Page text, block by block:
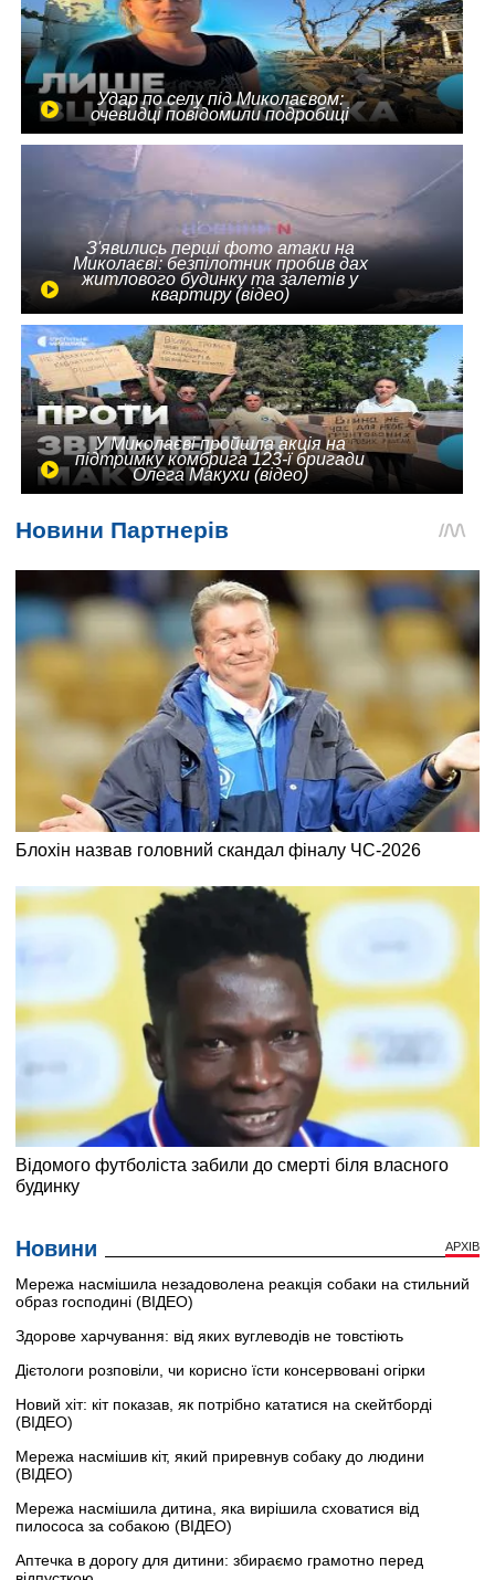
Удар по селу під Миколаєвом:
очевидці повідомили подробиці
З'явились перші фото атаки на
Миколаєві: безпілотник пробив дах
житлового будинку та залетів у
квартиру (відео)
У Миколаєві пройшла акція на
підтримку комбрига 123-ї бригади
Олега Макухи (відео)
Новини АРХІВ
Мережа насмішила незадоволена реакція собаки на стильний
образ господині (ВІДЕО)
Здорове харчування: від яких вуглеводів не товстіють
Дієтологи розповіли, чи корисно їсти консервовані огірки
Новий хіт: кіт показав, як потрібно кататися на скейтборді
(ВІДЕО)
Мережа насмішив кіт, який приревнув собаку до людини
(ВІДЕО)
Мережа насмішила дитина, яка вирішила сховатися від
пилососа за собакою (ВІДЕО)
Аптечка в дорогу для дитини: збираємо грамотно перед